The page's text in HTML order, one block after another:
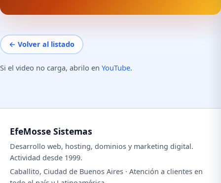
← Volver al listado
Si el video no carga, abrilo en YouTube.
EfeMosse Sistemas
Desarrollo web, hosting, dominios y marketing digital.
Actividad desde 1999.
Caballito, Ciudad de Buenos Aires · Atención a clientes en